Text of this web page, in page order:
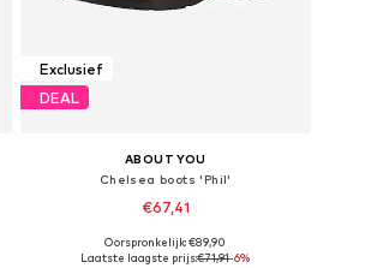
Exclusief
DEAL
ABOUT YOU
Chelsea boots 'Phil'
€67,41
Beschikbaar in vele maten
Oorspronkelijk: €89,90
Laatste laagste prijs:€71,91-6%